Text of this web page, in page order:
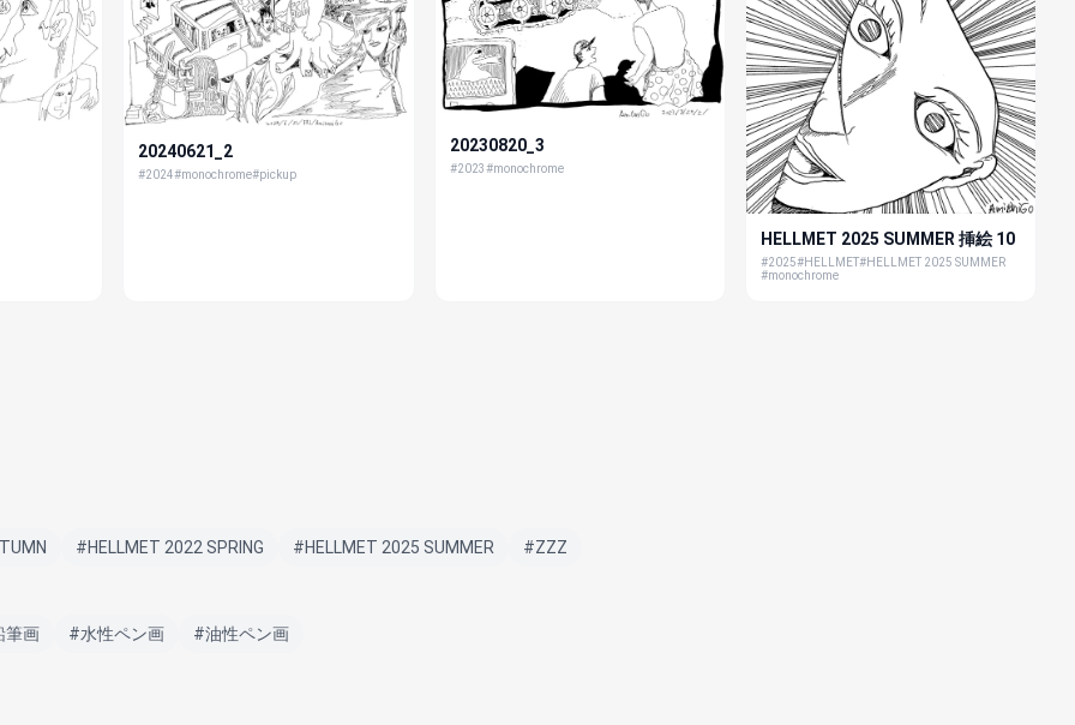
20240621_2
#2024#monochrome#pickup
20230820_3
#2023#monochrome
HELLMET 2025 SUMMER 挿絵 10
#2025#HELLMET#HELLMET 2025 SUMMER
#monochrome
#HELLMET 2022 SPRING #HELLMET 2025 SUMMER #ZZZ
筆画 #水性ペン画 #油性ペン画